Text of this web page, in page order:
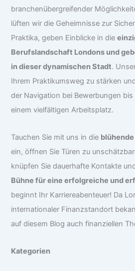
branchenübergreifender
lüften wir die Geheimnisse zur
Praktika, geben Einblicke in die
Berufslandschaft Londons und
in dieser dynamischen Stadt.
Ihrem Praktikumsweg zu stärken
der Navigation bei Bewerbungen
einem vielfältigen Arbeitsplatz.
Tauchen Sie mit uns in die
ein, öffnen Sie Türen zu
knüpfen Sie dauerhafte Kontakte
Bühne für eine erfolgreiche und
beginnt Ihr Karriereabenteuer! Da
internationaler Finanzstandort
auf diesem Blog auch finanziellen
Kategorien